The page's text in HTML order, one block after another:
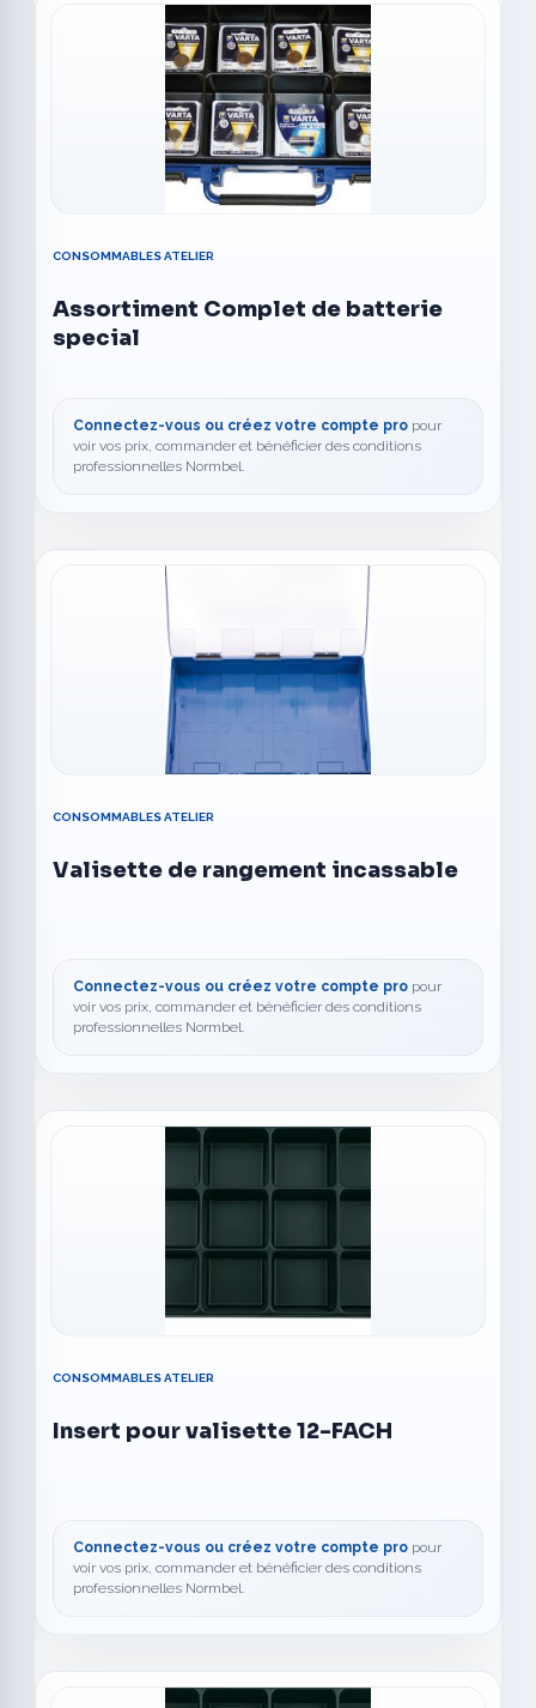
CONSOMMABLES ATELIER
Assortiment Complet de batterie
special
Connectez-vous ou créez votre compte pro pour
voir vos prix, commander et bénéficier des conditions
professionnelles Normbel.
CONSOMMABLES ATELIER
Valisette de rangement incassable
Connectez-vous ou créez votre compte pro pour
voir vos prix, commander et bénéficier des conditions
professionnelles Normbel.
CONSOMMABLES ATELIER
Insert pour valisette 12-FACH
Connectez-vous ou créez votre compte pro pour
voir vos prix, commander et bénéficier des conditions
professionnelles Normbel.